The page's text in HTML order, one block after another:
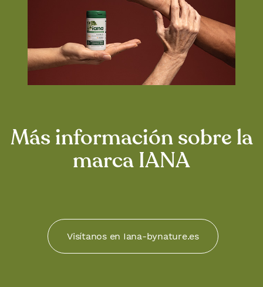
Más información sobre la
marca IANA
Visítanos en Iana-bynature.es